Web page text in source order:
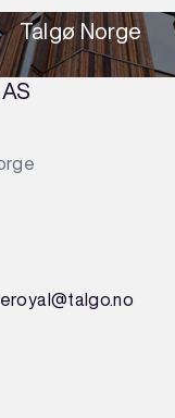
Talgø Norge